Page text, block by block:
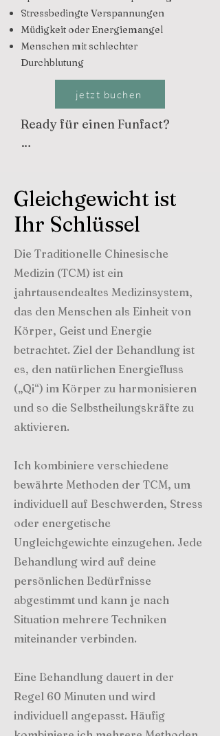
Stressbedingte Verspannungen
Müdigkeit oder Energiemangel
Menschen mit schlechter
Durchblutung
jetzt buchen
Ready für einen Funfact?
Bambusbecher zum
Schröpfen – Glas kam erst
viele Jahrhunderte später
hinzu. Dies ermöglichte das
Gefäss in einem Kräuterbad
zu tränken und den Effekt zu
verstärken. Ich nutze die
Methode nicht, da ich deine
Haut unter Kontrolle
behalten will.
Gleichgewicht ist
Ihr Schlüssel
Die Traditionelle Chinesische
Medizin (TCM) ist ein
jahrtausendealtes Medizinsystem,
das den Menschen als Einheit von
Körper, Geist und Energie
betrachtet. Ziel der Behandlung ist
es, den natürlichen Energiefluss
(„Qi“) im Körper zu harmonisieren
und so die Selbstheilungskräfte zu
aktivieren.
Ich kombiniere verschiedene
bewährte Methoden der TCM, um
individuell auf Beschwerden, Stress
oder energetische
Ungleichgewichte einzugehen. Jede
Behandlung wird auf deine
persönlichen Bedürfnisse
abgestimmt und kann je nach
Situation mehrere Techniken
miteinander verbinden.
Eine Behandlung dauert in der
Regel 60 Minuten und wird
individuell angepasst. Häufig